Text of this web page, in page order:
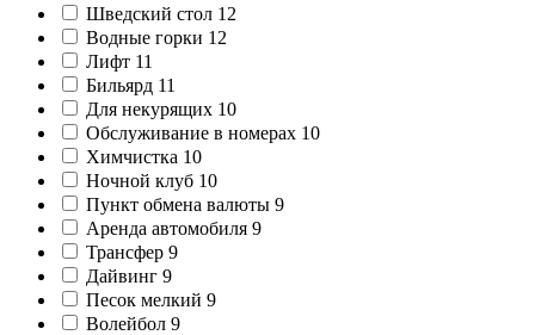
Шведский стол 12
Водные горки 12
Лифт 11
Бильярд 11
Для некурящих 10
Обслуживание в номерах 10
Химчистка 10
Ночной клуб 10
Пункт обмена валюты 9
Аренда автомобиля 9
Трансфер 9
Дайвинг 9
Песок мелкий 9
Волейбол 9